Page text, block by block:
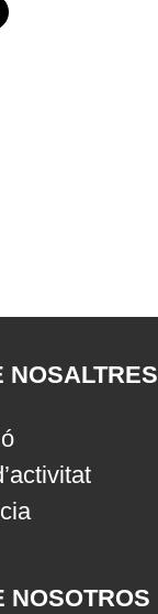
NOSALTRES
NOSOTROS